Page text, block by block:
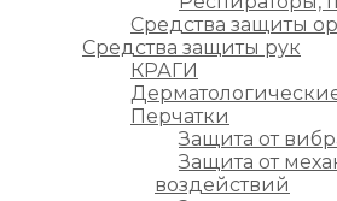
Средства защиты
Средства защиты рук
КРАГИ
Перчатки
Защита от
Защита от
воздействий